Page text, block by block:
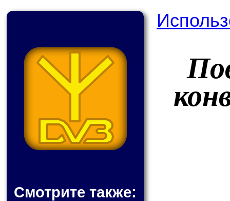
Смотрите также: